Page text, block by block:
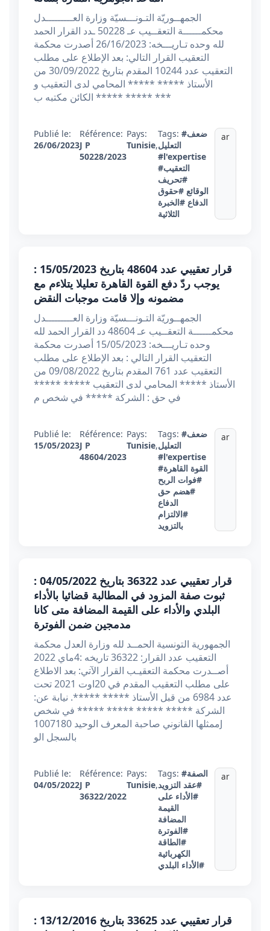
الجمهــوريّة التـونـــسيّة وزارة العـــــــــدل
محكمــــــة التعقــيب عـ 50228 ـدد القرار الحمد
لله وحده تـاريـــخه: 26/16/2023 أصدرت محكمة
التعقيب القرار التالي: بعد الإطلاع على مطلب
التعقيب عدد 10244 المقدم بتاريخ 30/09/2022 من
الأستاذ ***** ***** المحامي لدى التعقيب و
الكائن مكتبه ب ***** ***** ***
Publié le:
26/06/2023
Référence:
J P
50228/2023
Pays:
Tunisie,
Tags: #ضعف
التعليل
#l'expertise
#التعقيب
#تحريف
الوقائع #حقوق
الدفاع #الخبرة
الثلاثية
ar
قرار تعقيبي عدد 48604 بتاريخ 15/05/2023 :
يوجب ردّ دفع القوة القاهرة تعليلا يتلاءم مع
مضمونه وإلا قامت موجبات النقض
الجمهــوريّة التـونـــسيّة وزارة العـــــــــدل
محكمــــــة التعقــيب عـ 48604 دد القرار الحمد لله
وحده تـاريـــخه: 15/05/2023 أصدرت محكمة
التعقيب القرار التالي : بعد الإطلاع على مطلب
التعقيب عدد 761 المقدم بتاريخ 09/08/2022 من
الأستاذ ***** المحامي لدى التعقيب ***** *****
في حق : الشركة ***** في شخص م
Publié le:
15/05/2023
Référence:
J P
48604/2023
Pays:
Tunisie,
Tags: #ضعف
التعليل
#l'expertise
#القوة القاهرة
#فوات الربح
#هضم حق
الدفاع
#الالتزام
بالتزويد
ar
قرار تعقيبي عدد 36322 بتاريخ 04/05/2022 :
ثبوت صفة المزود في المطالبة قضائيا بالأداء
البلدي والأداء على القيمة المضافة متى كانا
مدمجين ضمن الفوترة
الجمهورية التونسية الحمــد لله وزارة العدل محكمة
التعقيب عدد القرار: 36322 تاريخه :4ماي 2022
أصــدرت محكمة التعقيـب القرار الآتي: بعد الاطلاع
على مطلب التعقيب المقدم في 20اوت 2021 تحت
عدد 6984 من قبل الأستاذ ***** *****. نيابة عن:
الشركة ***** ***** ***** ***** في شخص
ممثلها القانوني صاحبة المعرف الوحيد 1007180J
بالسجل الو
Publié le:
04/05/2022
Référence:
J P
36322/2022
Pays:
Tunisie,
Tags:
#الصفة
#عقد التزويد
#الأداء على
القيمة
المضافة
#الفوترة
#الطاقة
الكهربائية
#الأداء البلدي
ar
قرار تعقيبي عدد 33625 بتاريخ 13/12/2016 :